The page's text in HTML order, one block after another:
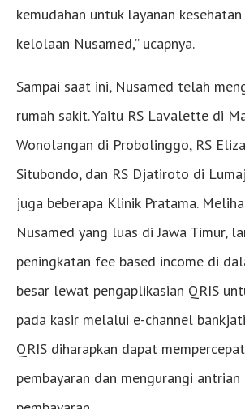
kemudahan untuk layanan
kelolaan Nusamed,” ucapnya.
Sampai saat ini, Nusamed telah
rumah sakit. Yaitu RS Lavalette di
Wonolangan di Probolinggo, RS
Situbondo, dan RS Djatiroto di
juga beberapa Klinik Pratama.
Nusamed yang luas di Jawa Timur,
peningkatan fee based income di
besar lewat pengaplikasian QRIS
pada kasir melalui e-channel
QRIS diharapkan dapat
pembayaran dan mengurangi